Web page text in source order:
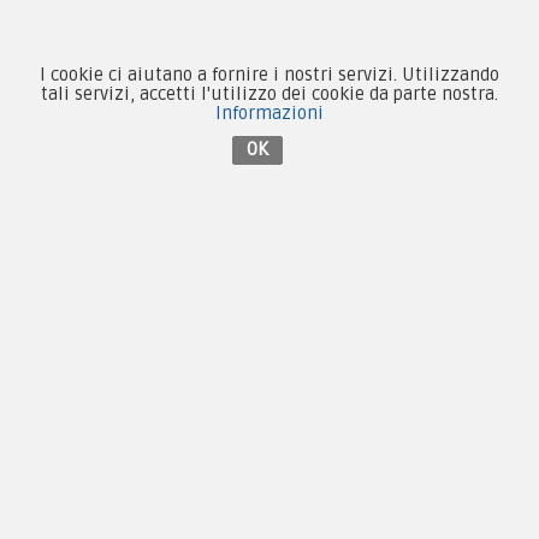
Contattaci su Facebook
I cookie ci aiutano a fornire i nostri servizi. Utilizzando
tali servizi, accetti l'utilizzo dei cookie da parte nostra.
Informazioni
OK